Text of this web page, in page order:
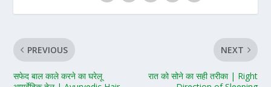
PREVIOUS
सफेद बाल काले करने का घरेलू
NEXT
रात को सोने का सही तरीका | Right